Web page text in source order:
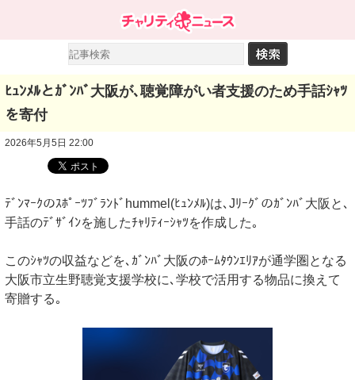
ﾋｭﾝﾒﾙとｶﾞﾝﾊﾞ大阪が､聴覚障がい者支援のため手話ｼｬﾂ
を寄付
2026年5月5日 22:00
ﾃﾞﾝﾏｰｸのｽﾎﾟｰﾂﾌﾞﾗﾝﾄﾞhummel(ﾋｭﾝﾒﾙ)は､Jﾘｰｸﾞのｶﾞﾝﾊﾞ大阪と､
手話のﾃﾞｻﾞｲﾝを施したﾁｬﾘﾃｨｰｼｬﾂを作成した｡
このｼｬﾂの収益などを､ｶﾞﾝﾊﾞ大阪のﾎｰﾑﾀｳﾝｴﾘｱが通学圏となる
大阪市立生野聴覚支援学校に､学校で活用する物品に換えて
寄贈する｡